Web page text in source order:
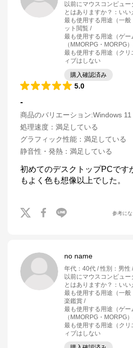
以前にマウスコンピュ
とはありますか？ ： いい
最も使用する用途（一般
ット閲覧
最も使用する用途（ゲー
（MMORPG・MORPG）
最も使用する用途（クリ
ィブはしない
購入確認済み
5.0
-
商品のバリエーション:Windows
処理速度 ： 満足している
グラフィック性能 ： 満足している
静音性・発熱 ： 満足している
初めてのデスクトップPCです
参考に
no name
年代 ： 40代 性別 ： 男性
以前にマウスコンピュ
とはありますか？ ： いい
最も使用する用途（一般
楽鑑賞
最も使用する用途（ゲー
（MMORPG・MORPG）
最も使用する用途（クリ
ィブはしない